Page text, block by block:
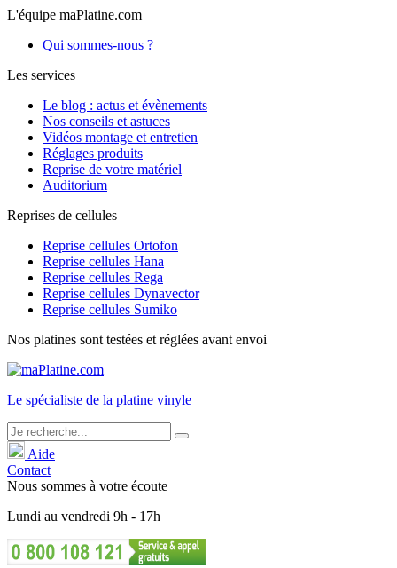
L'équipe maPlatine.com
Qui sommes-nous ?
Les services
Le blog : actus et évènements
Nos conseils et astuces
Vidéos montage et entretien
Réglages produits
Reprise de votre matériel
Auditorium
Reprises de cellules
Reprise cellules Ortofon
Reprise cellules Hana
Reprise cellules Rega
Reprise cellules Dynavector
Reprise cellules Sumiko
Nos platines sont testées et réglées avant envoi
Le spécialiste de la platine vinyle
Aide
Contact
Nous sommes à votre écoute
Lundi au vendredi 9h - 17h